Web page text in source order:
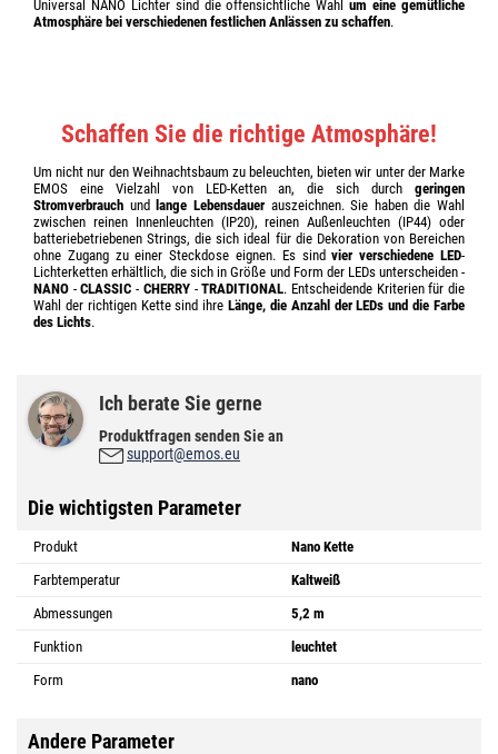
Universal NANO Lichter sind die offensichtliche Wahlum eine gemütliche
Atmosphäre bei verschiedenen festlichen Anlässen zu schaffen.
Schaffen Sie die richtige Atmosphäre!
Um nicht nur den Weihnachtsbaum zu beleuchten, bieten wir unter der Marke
EMOS eine Vielzahl von LED-Ketten an, die sich durch geringen
Stromverbrauch und lange Lebensdauerauszeichnen. Sie haben die Wahl
zwischen reinen Innenleuchten (IP20), reinen Außenleuchten (IP44) oder
batteriebetriebenen Strings, die sich ideal für die Dekoration von Bereichen
ohne Zugang zu einer Steckdose eignen. Es sindvier verschiedene LED-
Lichterketten erhältlich, die sich in Größe und Form der LEDs unterscheiden -
NANO -CLASSIC - CHERRY-TRADITIONAL. Entscheidende Kriterien für die
Wahl der richtigen Kette sind ihreLänge, die Anzahl der LEDs und die Farbe
des Lichts.
Ich berate Sie gerne
Produktfragen senden Sie an
support@emos.eu
Die wichtigsten Parameter
Produkt
Nano Kette
Farbtemperatur
Kaltweiß
Abmessungen
5,2 m
Funktion
leuchtet
Form
nano
Andere Parameter